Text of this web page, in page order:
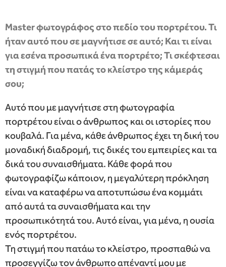
⁠Master φωτογράφος στο πεδίο του πορτρέτου. Τι
ήταν αυτό που σε μαγνήτισε σε αυτό; Και τι είναι
για εσένα προσωπικά ένα πορτρέτο; Τι σκέφτεσαι
τη στιγμή που πατάς το κλείστρο της κάμεράς
σου;
Αυτό που με μαγνήτισε στη φωτογραφία
πορτρέτου είναι ο άνθρωπος και οι ιστορίες που
κουβαλά. Για μένα, κάθε άνθρωπος έχει τη δική του
μοναδική διαδρομή, τις δικές του εμπειρίες και τα
δικά του συναισθήματα. Κάθε φορά που
φωτογραφίζω κάποιον, η μεγαλύτερη πρόκληση
είναι να καταφέρω να αποτυπώσω ένα κομμάτι
από αυτά τα συναισθήματα και την
προσωπικότητά του. Αυτό είναι, για μένα, η ουσία
ενός πορτρέτου.
Τη στιγμή που πατάω το κλείστρο, προσπαθώ να
προσεγγίζω τον άνθρωπο απέναντί μου με